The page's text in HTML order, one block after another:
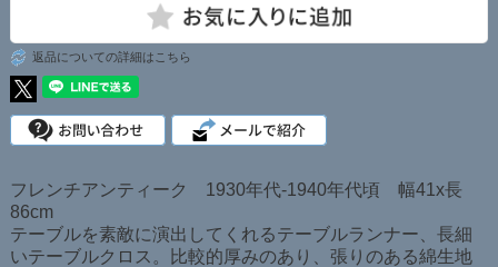
返品についての詳細はこちら
フレンチアンティーク 1930年代-1940年代頃 幅41x長
86cm
テーブルを素敵に演出してくれるテーブルランナー、長細
いテーブルクロス。比較的厚みのあり、張りのある綿生地